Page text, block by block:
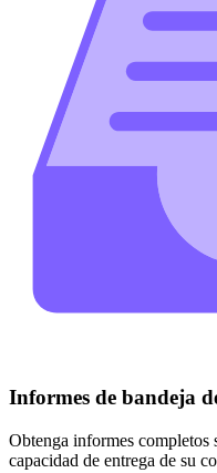
Informes de bandeja
Obtenga informes completos
capacidad de entrega de su